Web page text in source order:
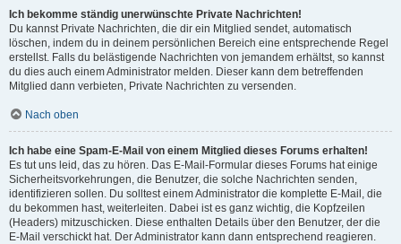
Ich bekomme ständig unerwünschte Private Nachrichten!
Du kannst Private Nachrichten, die dir ein Mitglied sendet, automatisch
löschen, indem du in deinem persönlichen Bereich eine entsprechende Regel
erstellst. Falls du belästigende Nachrichten von jemandem erhältst, so kannst
du dies auch einem Administrator melden. Dieser kann dem betreffenden
Mitglied dann verbieten, Private Nachrichten zu versenden.
Nach oben
Ich habe eine Spam-E-Mail von einem Mitglied dieses Forums erhalten!
Es tut uns leid, das zu hören. Das E-Mail-Formular dieses Forums hat einige
Sicherheitsvorkehrungen, die Benutzer, die solche Nachrichten senden,
identifizieren sollen. Du solltest einem Administrator die komplette E-Mail, die
du bekommen hast, weiterleiten. Dabei ist es ganz wichtig, die Kopfzeilen
(Headers) mitzuschicken. Diese enthalten Details über den Benutzer, der die
E-Mail verschickt hat. Der Administrator kann dann entsprechend reagieren.